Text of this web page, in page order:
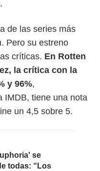
de las series más
Pero su estreno
críticas. En Rotten
la crítica con la
y 96%,
IMDB, tiene una nota
un 4,5 sobre 5.
se
todas: “Los